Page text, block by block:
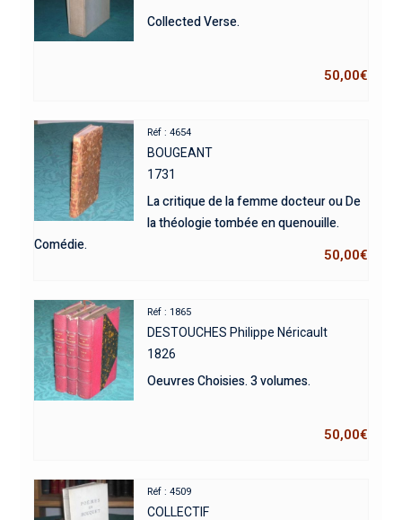
Collected Verse.
50,00€
Réf : 4654
BOUGEANT
1731
La critique de la femme docteur ou De
la théologie tombée en quenouille.
Comédie.
50,00€
Réf : 1865
DESTOUCHES Philippe Néricault
1826
Oeuvres Choisies. 3 volumes.
50,00€
Réf : 4509
COLLECTIF